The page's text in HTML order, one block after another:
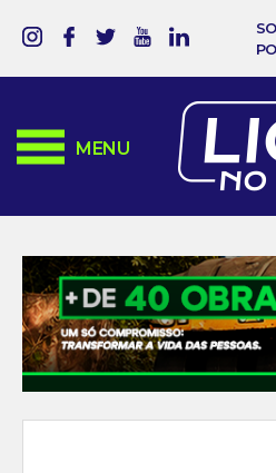
MENU